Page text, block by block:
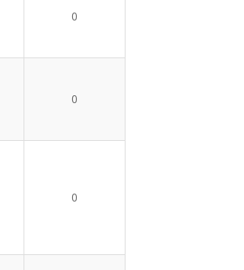
0
0
0